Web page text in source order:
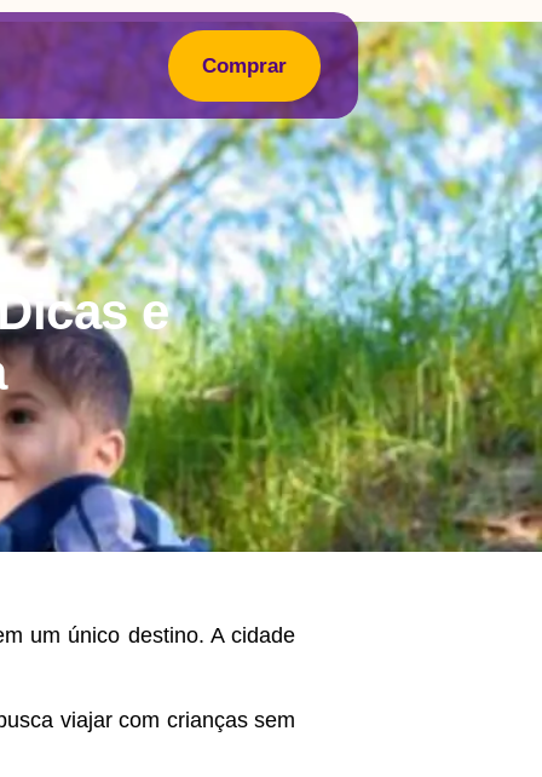
Comprar
e
um único destino. A cidade
viajar com crianças sem